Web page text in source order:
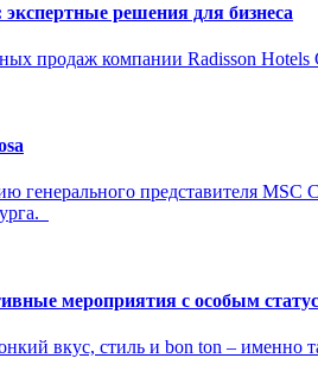
решения для бизнеса
продаж компании Radisson
генерального представителя
мероприятия с особым
вкус, стиль и bon ton – именно